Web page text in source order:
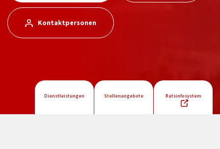
Kontaktpersonen
Dienstleistungen Stellenangebote Ratsinfosystem